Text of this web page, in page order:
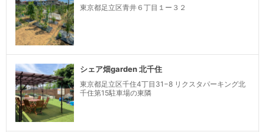
東京都足立区青井６丁目１ー３２
シェア畑garden 北千住
東京都足立区千住4丁目31−8 リクスタパーキング北
千住第15駐車場の東隣